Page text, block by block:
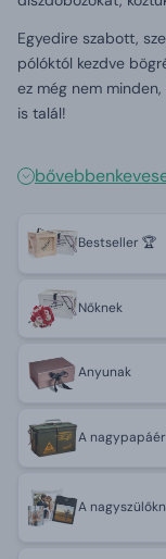
Egyedire szabott,
pólóktól kezdve
ez még nem
is talál!
bővebben
Bestseller 🏆
Nőknek
Anyunak
A
A